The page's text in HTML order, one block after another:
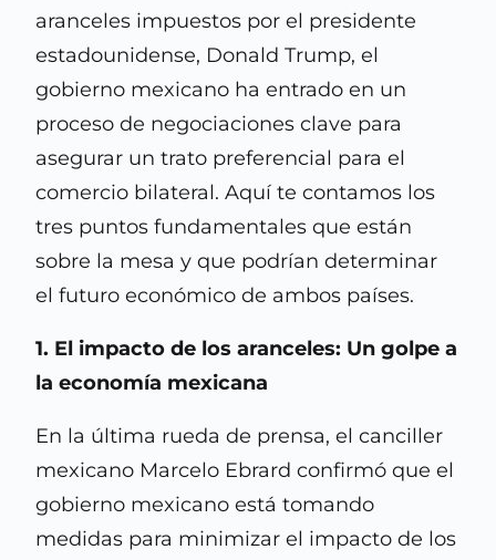
aranceles impuestos por el presidente
estadounidense, Donald Trump, el
gobierno mexicano ha entrado en un
proceso de negociaciones clave para
asegurar un trato preferencial para el
comercio bilateral. Aquí te contamos los
tres puntos fundamentales que están
sobre la mesa y que podrían determinar
el futuro económico de ambos países.
1. El impacto de los aranceles: Un golpe a
la economía mexicana
En la última rueda de prensa, el canciller
mexicano Marcelo Ebrard confirmó que el
gobierno mexicano está tomando
medidas para minimizar el impacto de los